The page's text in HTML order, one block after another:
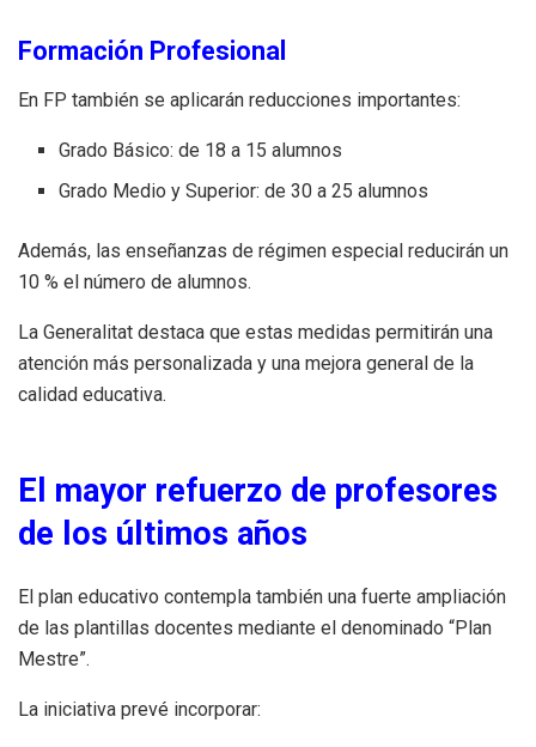
Formación Profesional
En FP también se aplicarán reducciones importantes:
Grado Básico: de 18 a 15 alumnos
Grado Medio y Superior: de 30 a 25 alumnos
Además, las enseñanzas de régimen especial reducirán un
10 % el número de alumnos.
La Generalitat destaca que estas medidas permitirán una
atención más personalizada y una mejora general de la
calidad educativa.
El mayor refuerzo de profesores
de los últimos años
El plan educativo contempla también una fuerte ampliación
de las plantillas docentes mediante el denominado “Plan
Mestre”.
La iniciativa prevé incorporar: